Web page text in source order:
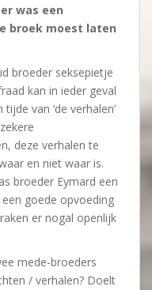
was een
broek moest laten
broeder seksepietje
kan in ieder geval
van ‘de verhalen’
deze verhalen te
en niet waar is.
broeder Eymard een
goede opvoeding
er nogal openlijk
mede-broeders
/ verhalen? Doelt